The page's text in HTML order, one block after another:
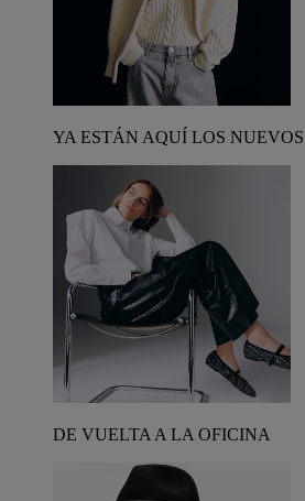
YA ESTÁN AQUÍ LOS
DE VUELTA A LA OFICINA